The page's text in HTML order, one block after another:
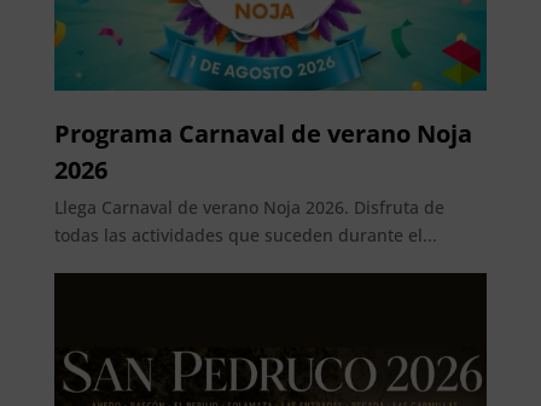
Programa Carnaval de verano Noja
2026
Llega Carnaval de verano Noja 2026. Disfruta de
todas las actividades que suceden durante el...